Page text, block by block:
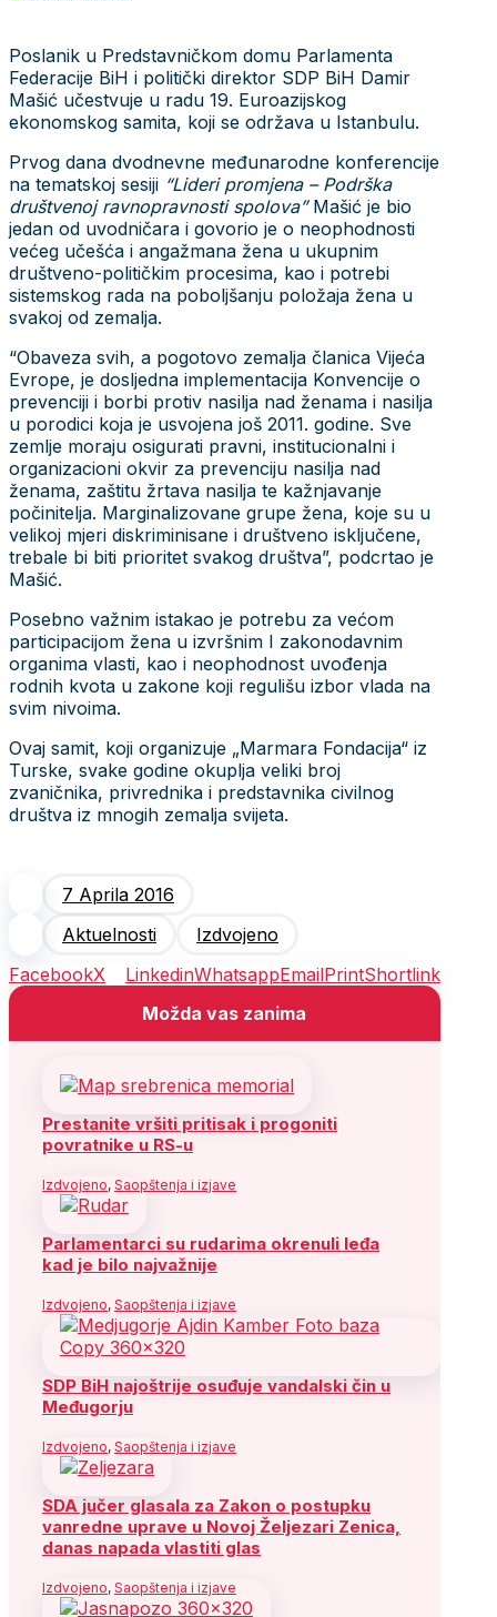
Poslanik u Predstavničkom domu Parlamenta
Federacije BiH i politički direktor SDP BiH Damir
Mašić učestvuje u radu 19. Euroazijskog
ekonomskog samita, koji se održava u Istanbulu.
Prvog dana dvodnevne međunarodne konferencije
na tematskoj sesiji “Lideri promjena – Podrška
društvenoj ravnopravnosti spolova”Mašić je bio
jedan od uvodničara i govorio je o neophodnosti
većeg učešća i angažmana žena u ukupnim
društveno-političkim procesima, kao i potrebi
sistemskog rada na poboljšanju položaja žena u
svakoj od zemalja.
“Obaveza svih, a pogotovo zemalja članica Vijeća
Evrope, je dosljedna implementacija Konvencije o
prevenciji i borbi protiv nasilja nad ženama i nasilja
u porodici koja je usvojena još 2011. godine. Sve
zemlje moraju osigurati pravni, institucionalni i
organizacioni okvir za prevenciju nasilja nad
ženama, zaštitu žrtava nasilja te kažnjavanje
počinitelja. Marginalizovane grupe žena, koje su u
velikoj mjeri diskriminisane i društveno isključene,
trebale bi biti prioritet svakog društva”, podcrtao je
Mašić.
Posebno važnim istakao je potrebu za većom
participacijom žena u izvršnim I zakonodavnim
organima vlasti, kao i neophodnost uvođenja
rodnih kvota u zakone koji regulišu izbor vlada na
svim nivoima.
Ovaj samit, koji organizuje „Marmara Fondacija“ iz
Turske, svake godine okuplјa veliki broj
zvaničnika, privrednika i predstavnika civilnog
društva iz mnogih zemalјa svijeta.
7 Aprila 2016
Aktuelnosti
Izdvojeno
FacebookX LinkedinWhatsappEmailPrintShortlink
Možda vas zanima
Prestanite vršiti pritisak i progoniti
povratnike u RS-u
Izdvojeno, Saopštenja i izjave
Parlamentarci su rudarima okrenuli leđa
kad je bilo najvažnije
Izdvojeno, Saopštenja i izjave
SDP BiH najoštrije osuđuje vandalski čin u
Međugorju
Izdvojeno, Saopštenja i izjave
SDA jučer glasala za Zakon o postupku
vanredne uprave u Novoj Željezari Zenica,
danas napada vlastiti glas
Izdvojeno, Saopštenja i izjave